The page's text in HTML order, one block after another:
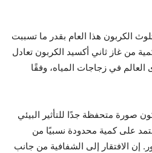
الكربون هذا العام بقدر ما تسببت
من غاز ثاني أكسيد الكربون تعادل
في زجاجات المياه، وفقًا
صورة متحفظة جدًا للتأثير البيئي
على كمية محدودة نسبيًا من
إن الافتقار إلى الشفافية من جانب